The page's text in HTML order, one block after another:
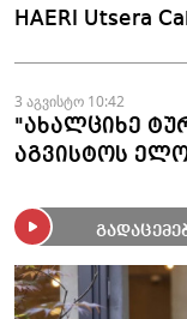
HAERI Utsera
3 აგვისტო 10:42
"ახალციხე
აგვისტოს